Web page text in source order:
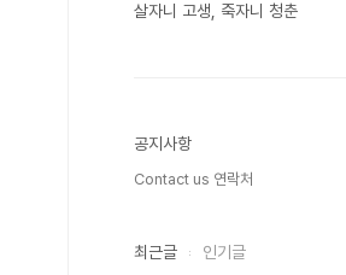
살자니 고생, 죽자니 청춘
공지사항
Contact us 연락처
최근글 인기글